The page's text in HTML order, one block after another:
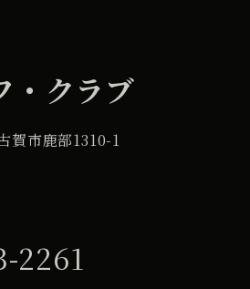
・クラブ
賀市鹿部1310-1
2261